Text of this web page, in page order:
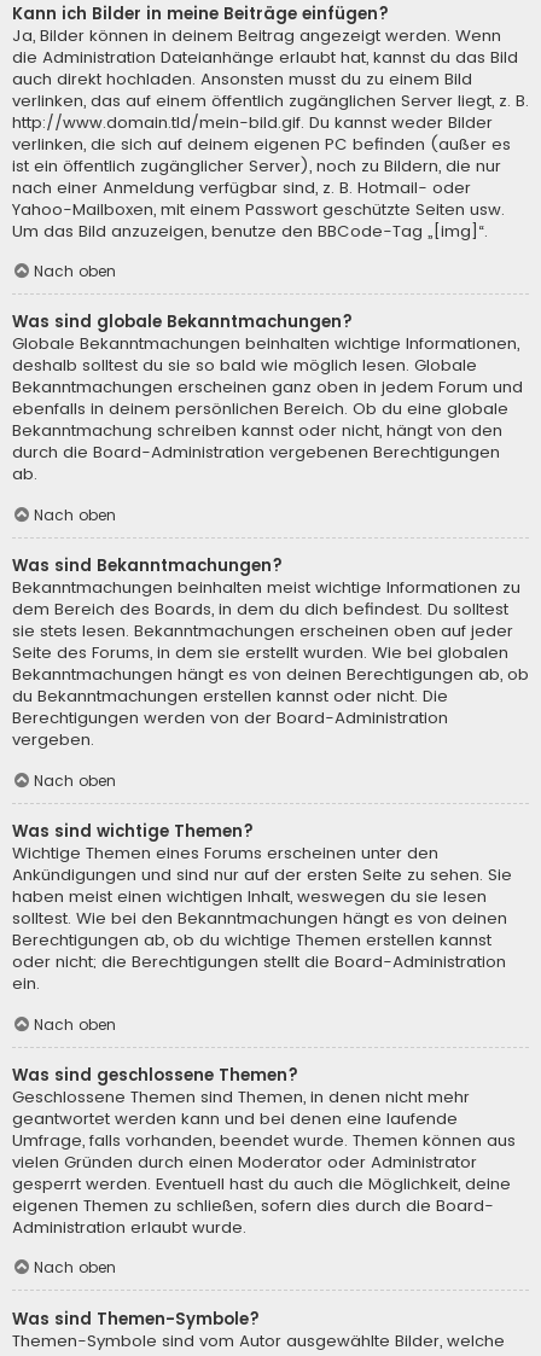
Kann ich Bilder in meine Beiträge einfügen?
Ja, Bilder können in deinem Beitrag angezeigt werden. Wenn
die Administration Dateianhänge erlaubt hat, kannst du das Bild
auch direkt hochladen. Ansonsten musst du zu einem Bild
verlinken, das auf einem öffentlich zugänglichen Server liegt, z. B.
http://www.domain.tld/mein-bild.gif. Du kannst weder Bilder
verlinken, die sich auf deinem eigenen PC befinden (außer es
ist ein öffentlich zugänglicher Server), noch zu Bildern, die nur
nach einer Anmeldung verfügbar sind, z. B. Hotmail- oder
Yahoo-Mailboxen, mit einem Passwort geschützte Seiten usw.
Um das Bild anzuzeigen, benutze den BBCode-Tag „[img]“.
Nach oben
Was sind globale Bekanntmachungen?
Globale Bekanntmachungen beinhalten wichtige Informationen,
deshalb solltest du sie so bald wie möglich lesen. Globale
Bekanntmachungen erscheinen ganz oben in jedem Forum und
ebenfalls in deinem persönlichen Bereich. Ob du eine globale
Bekanntmachung schreiben kannst oder nicht, hängt von den
durch die Board-Administration vergebenen Berechtigungen
ab.
Nach oben
Was sind Bekanntmachungen?
Bekanntmachungen beinhalten meist wichtige Informationen zu
dem Bereich des Boards, in dem du dich befindest. Du solltest
sie stets lesen. Bekanntmachungen erscheinen oben auf jeder
Seite des Forums, in dem sie erstellt wurden. Wie bei globalen
Bekanntmachungen hängt es von deinen Berechtigungen ab, ob
du Bekanntmachungen erstellen kannst oder nicht. Die
Berechtigungen werden von der Board-Administration
vergeben.
Nach oben
Was sind wichtige Themen?
Wichtige Themen eines Forums erscheinen unter den
Ankündigungen und sind nur auf der ersten Seite zu sehen. Sie
haben meist einen wichtigen Inhalt, weswegen du sie lesen
solltest. Wie bei den Bekanntmachungen hängt es von deinen
Berechtigungen ab, ob du wichtige Themen erstellen kannst
oder nicht; die Berechtigungen stellt die Board-Administration
ein.
Nach oben
Was sind geschlossene Themen?
Geschlossene Themen sind Themen, in denen nicht mehr
geantwortet werden kann und bei denen eine laufende
Umfrage, falls vorhanden, beendet wurde. Themen können aus
vielen Gründen durch einen Moderator oder Administrator
gesperrt werden. Eventuell hast du auch die Möglichkeit, deine
eigenen Themen zu schließen, sofern dies durch die Board-
Administration erlaubt wurde.
Nach oben
Was sind Themen-Symbole?
Themen-Symbole sind vom Autor ausgewählte Bilder, welche